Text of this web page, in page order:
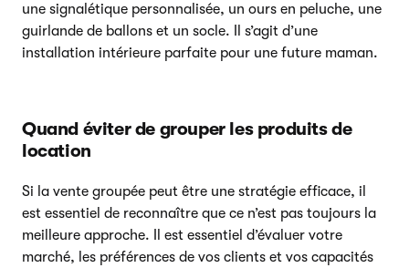
une signalétique personnalisée, un ours en peluche, une
guirlande de ballons et un socle. Il s’agit d’une
installation intérieure parfaite pour une future maman.
Quand éviter de grouper les produits de
location
Si la vente groupée peut être une stratégie efficace, il
est essentiel de reconnaître que ce n’est pas toujours la
meilleure approche. Il est essentiel d’évaluer votre
marché, les préférences de vos clients et vos capacités